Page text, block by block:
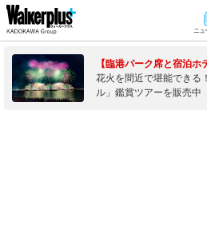
ニュ
【臨港パーク席と宿泊ホ
花火を間近で堪能できる
ル」鑑賞ツアーを販売中